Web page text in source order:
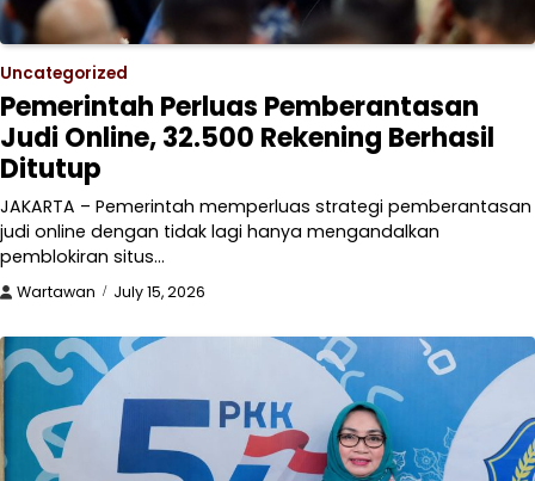
Uncategorized
Pemerintah Perluas Pemberantasan
Judi Online, 32.500 Rekening Berhasil
Ditutup
JAKARTA – Pemerintah memperluas strategi pemberantasan
judi online dengan tidak lagi hanya mengandalkan
pemblokiran situs…
Wartawan July 15, 2026